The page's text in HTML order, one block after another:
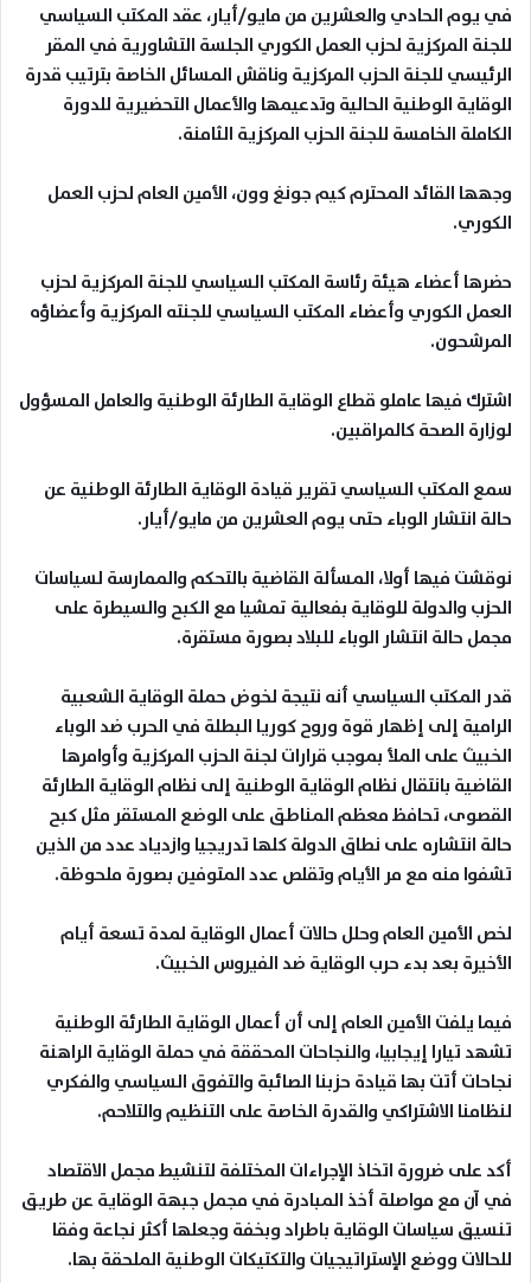
في يوم الحادي والعشرين من مايو/أيار، عقد المكتب السياسي
للجنة المركزية لحزب العمل الكوري الجلسة التشاورية في المقر
الرئيسي للجنة الحزب المركزية وناقش المسائل الخاصة بترتيب قدرة
الوقاية الوطنية الحالية وتدعيمها والأعمال التحضيرية للدورة
الكاملة الخامسة للجنة الحزب المركزية الثامنة.
وجهها القائد المحترمكيم جونغ وون، الأمين العام لحزب العمل
الكوري.
حضرها أعضاء هيئة رئاسة المكتب السياسي للجنة المركزية لحزب
العمل الكوري وأعضاء المكتب السياسي للجنته المركزية وأعضاؤه
المرشحون.
اشترك فيها عاملو قطاع الوقاية الطارئة الوطنية والعامل المسؤول
لوزارة الصحة كالمراقبين.
سمع المكتب السياسي تقرير قيادة الوقاية الطارئة الوطنية عن
حالة انتشار الوباء حتى يوم العشرين من مايو/أيار.
نوقشت فيها أولا، المسألة القاضية بالتحكم والممارسة لسياسات
الحزب والدولة للوقاية بفعالية تمشيا مع الكبح والسيطرة على
مجمل حالة انتشار الوباء للبلاد بصورة مستقرة.
قدر المكتب السياسي أنه نتيجة لخوض حملة الوقاية الشعبية
الرامية إلى إظهار قوة وروح كوريا البطلة في الحرب ضد الوباء
الخبيث على الملأ بموجب قرارات لجنة الحزب المركزية وأوامرها
القاضية بانتقال نظام الوقاية الوطنية إلى نظام الوقاية الطارئة
القصوى، تحافظ معظم المناطق على الوضع المستقر مثل كبح
حالة انتشاره على نطاق الدولة كلها تدريجيا وازدياد عدد من الذين
تشفوا منه مع مر الأيام وتقلص عدد المتوفين بصورة ملحوظة.
لخص الأمين العام وحلل حالات أعمال الوقاية لمدة تسعة أيام
الأخيرة بعد بدء حرب الوقاية ضد الفيروس الخبيث.
فيما يلفت الأمين العام إلى أن أعمال الوقاية الطارئة الوطنية
تشهد تيارا إيجابيا، والنجاحات المحققة في حملة الوقاية الراهنة
نجاحات أتت بها قيادة حزبنا الصائبة والتفوق السياسي والفكري
لنظامنا الاشتراكي والقدرة الخاصة على التنظيم والتلاحم.
أكد على ضرورة اتخاذ الإجراءات المختلفة لتنشيط مجمل الاقتصاد
في آن مع مواصلة أخذ المبادرة في مجمل جبهة الوقاية عن طريق
تنسيق سياسات الوقاية باطراد وبخفة وجعلها أكثر نجاعة وفقا
للحالات ووضع الإستراتيجيات والتكتيكات الوطنية الملحقة بها.